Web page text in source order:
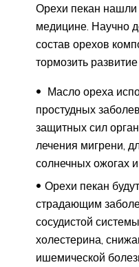
Орехи пекан
медицине. Научно
состав орехов
тормозить
Масло ореха
простудных
защитных сил
лечения мигрени,
солнечных ожогах
Орехи пекан
страдающим
сосудистой
холестерина,
ишемической